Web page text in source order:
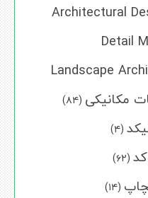
Architectural
Detail
Landscape
مکانیکی (۸۴)
(۴)
(۶۲)
(۱۴)